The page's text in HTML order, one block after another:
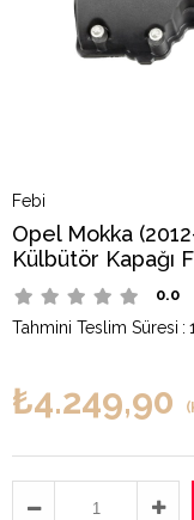
Febi
Opel Mokka
Külbütör Kapağı
0.0
Tahmini Teslim Süresi :
₺4.249,90